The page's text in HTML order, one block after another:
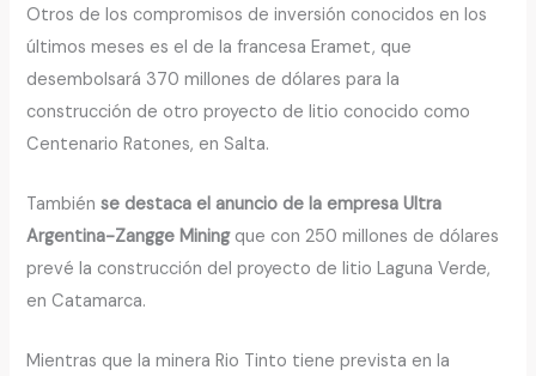
Otros de los compromisos de inversión conocidos en los
últimos meses es el de la francesa Eramet, que
desembolsará 370 millones de dólares para la
construcción de otro proyecto de litio conocido como
Centenario Ratones, en Salta.
También se destaca el anuncio de la empresa Ultra
Argentina-Zangge Miningque con 250 millones de dólares
prevé la construcción del proyecto de litio Laguna Verde,
en Catamarca.
Mientras que la minera Rio Tinto tiene prevista en la